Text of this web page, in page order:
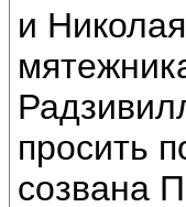
и
просить
созвана